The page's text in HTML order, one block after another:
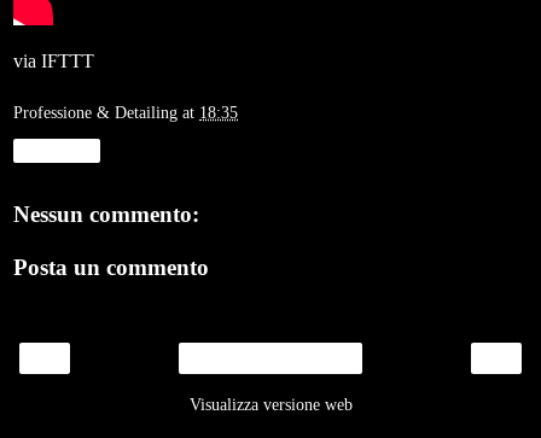
via IFTTT
Professione & Detailing at 18:35
Nessun commento:
Posta un commento
Visualizza versione web